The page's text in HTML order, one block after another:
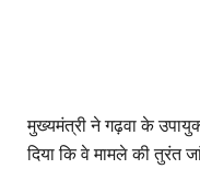
मुख्यमंत्री ने गढ़वा के
दिया कि वे मामले की तुरंत